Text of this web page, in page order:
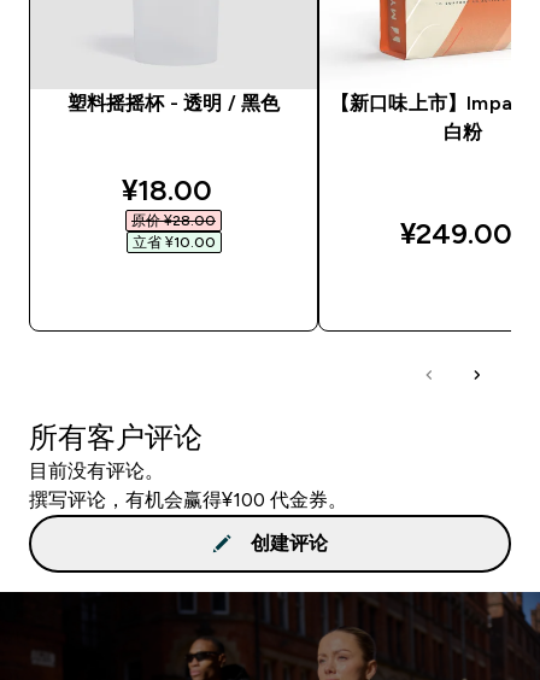
塑料摇摇杯 - 透明 / 黑色
discounted price
¥18.00‎
原价 ¥28.00‎
立省 ¥10.00‎
【新口味上市】Impact
白粉
¥249.00‎
所有客户评论
目前没有评论。
撰写评论，有机会赢得¥100 代金券。
创建评论